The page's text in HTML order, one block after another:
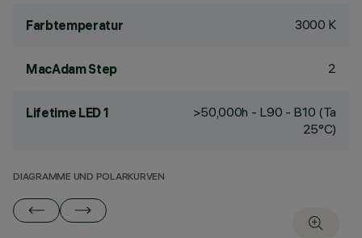
Farbtemperatur 3000 K
MacAdam Step 2
Lifetime LED 1
>50,000h - L90 - B10 (Ta
25°C)
DIAGRAMME UND POLARKURVEN